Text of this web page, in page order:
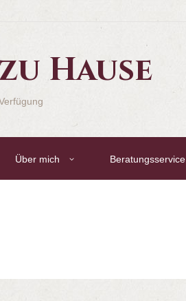
Hause
Über mich Beratungsservice